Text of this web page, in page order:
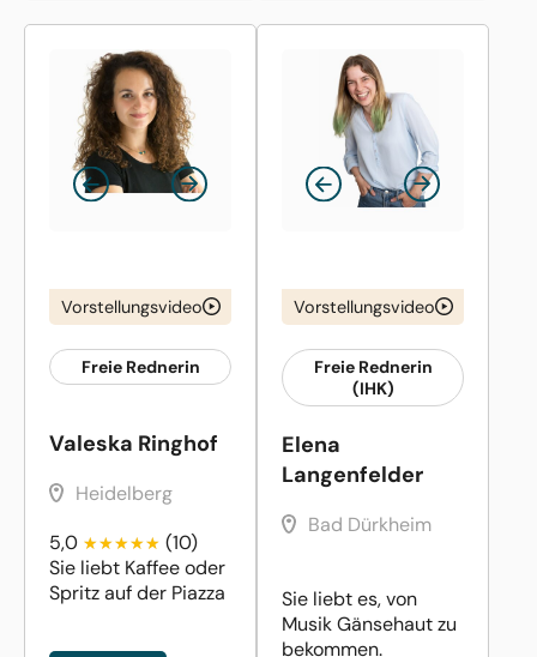
Vorstellungsvideo
Freie Rednerin
Valeska Ringhof
Heidelberg
5,0
(10)
Sie liebt Kaffee oder
Spritz auf der Piazza
Vorstellungsvideo
Freie Rednerin
(IHK)
Elena
Langenfelder
Bad Dürkheim
Sie liebt es, von
Musik Gänsehaut zu
bekommen.